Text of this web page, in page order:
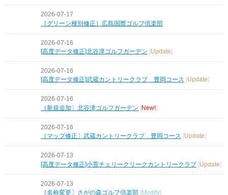
2026-07-17
［グリーン種別修正］広島国際ゴルフ倶楽部
2026-07-16
[高度データ修正]北谷津ゴルフガーデン [Update]
2026-07-16
[高度データ修正]武蔵カントリークラブ 豊岡コース
Update
2026-07-16
［新規追加〕北谷津ゴルフガーデン [New!]
2026-07-16
［マップ修正〕武蔵カントリークラブ 豊岡コース
Update
2026-07-13
[高度データ修正]小萱チェリークリークカントリークラブ [Update]
2026-07-13
［名称変更〕さがの森ゴルフ倶楽部
Modify